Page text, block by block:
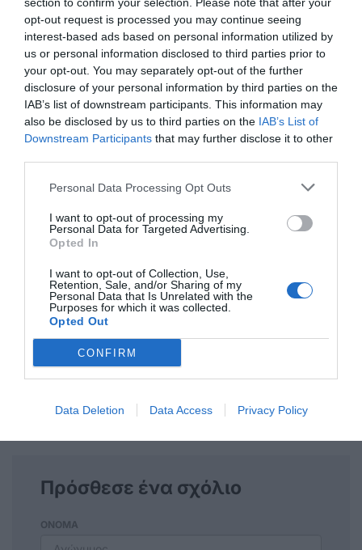
opt-out request is processed you may continue seeing
interest-based ads based on personal information utilized by
us or personal information disclosed to third parties prior to
your opt-out. You may separately opt-out of the further
disclosure of your personal information by third parties on the
IAB’s list of downstream participants. This information may
also be disclosed by us to third parties on the IAB’s List of
Downstream Participants that may further disclose it to other
Personal Data Processing Opt Outs
I want to opt-out of processing my
Personal Data for Targeted Advertising.
Opted In
I want to opt-out of Collection, Use,
Retention, Sale, and/or Sharing of my
Personal Data that Is Unrelated with the
Purposes for which it was collected.
Opted Out
CONFIRM
Data Deletion Data Access Privacy Policy
Σχόλια 2
Ανώνυμος
15/05 - 08:51
Βασικα
Ξεχνάτε ότι έχουμε δημοκρατία στην
βλέπω ότι έχουν γίνει ξεφτίλα οι γιατροί
που καλοπιανετε λαϊκίζοντας.Δεν τους
ζητάει κάνει να βάλουν από την τσέπη
όπως πουθενά αλλού στην Ελλάδα.Αυτα
που έχουν πάρει να πληρώσουν .
Ανώνυμος
14/05 - 21:12
Κως
τοποθετηση στο ζητημα αυτο!
Πρόσθεσε ένα σχόλιο
ΟΝΟΜΑ